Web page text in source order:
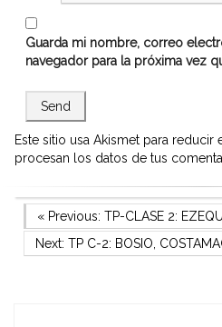
Guarda mi nombre, correo
navegador para la próxima vez
Este sitio usa Akismet para reducir
procesan los datos de tus
Navegación
de
Previous Post
« Previous: TP-CLASE 2:
Next Post
Next: TP C-2: BOSIO,